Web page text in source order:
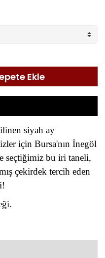
Ekle
siyah ay
için Bursa'nın İnegöl
seçtiğimiz bu iri taneli,
çekirdek tercih eden